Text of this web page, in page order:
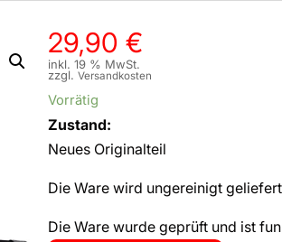
29,90 €
inkl. 19 % MwSt.
zzgl. Versandkosten
Vorrätig
Zustand:
Neues Originalteil
Die Ware wird ungereinigt
Die Ware wurde geprüft und ist